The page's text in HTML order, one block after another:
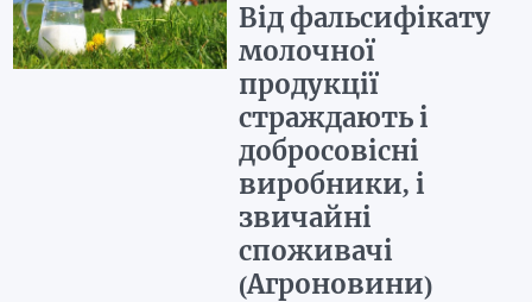
Від фальсифікату
молочної
продукції
страждають і
добросовісні
виробники, і
звичайні
споживачі
(Агроновини)